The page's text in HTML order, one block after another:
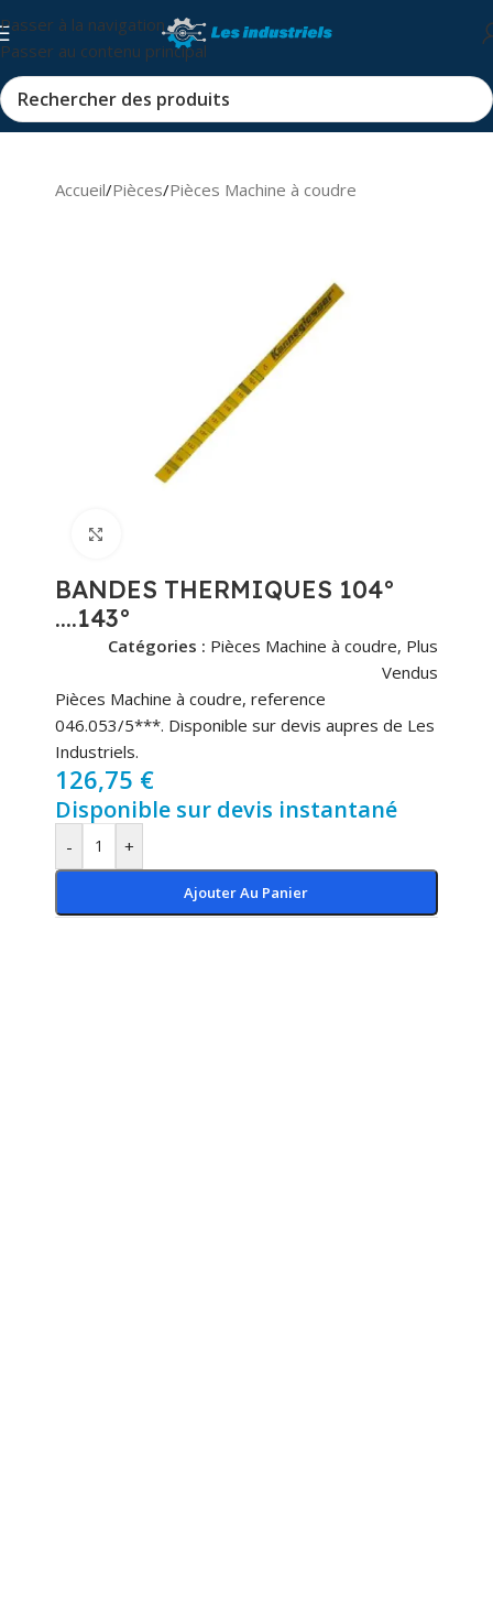
Passer à la navigation
Passer au contenu principal
Accueil/Pièces/Pièces Machine à coudre
BANDES THERMIQUES 104°
….143°
Catégories : Pièces Machine à coudre, Plus
Vendus
Pièces Machine à coudre, reference
046.053/5***. Disponible sur devis aupres de Les
Industriels.
126,75 €
Disponible sur devis instantané
- +
Ajouter Au Panier